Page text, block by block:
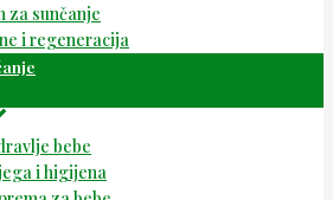
za sunčanje
i regeneracija
bebe
i higijena